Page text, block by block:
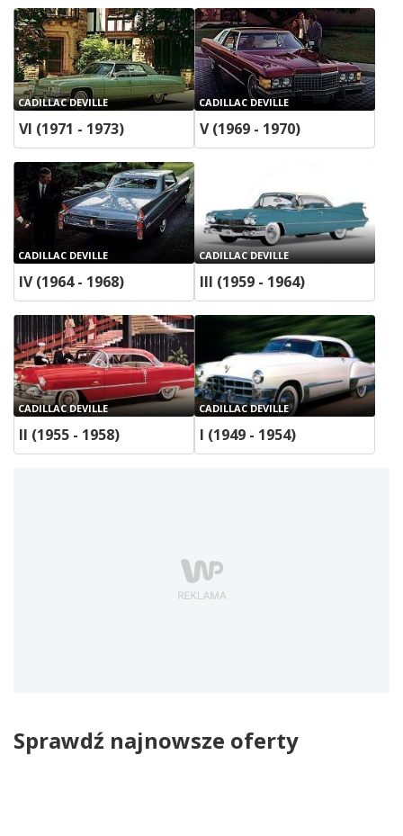
CADILLAC DEVILLE
VI (1971 - 1973)
CADILLAC DEVILLE
V (1969 - 1970)
CADILLAC DEVILLE
IV (1964 - 1968)
CADILLAC DEVILLE
III (1959 - 1964)
CADILLAC DEVILLE
II (1955 - 1958)
CADILLAC DEVILLE
I (1949 - 1954)
Sprawdź najnowsze oferty